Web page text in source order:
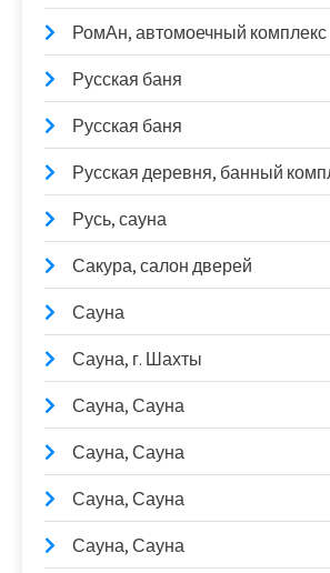
РомАн, автомоечный комплекс
Русская баня
Русская баня
Русская деревня, банный
Русь, сауна
Сакура, салон дверей
Сауна
Сауна, г. Шахты
Сауна, Сауна
Сауна, Сауна
Сауна, Сауна
Сауна, Сауна